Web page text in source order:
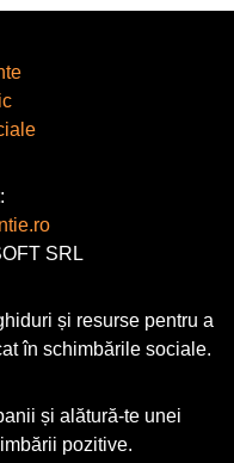
:
SRL
și resurse pentru a
în schimbările sociale.
și alătură-te unei
pozitive.